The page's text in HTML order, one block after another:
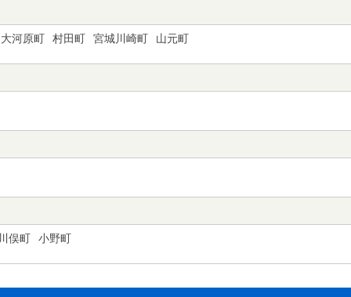
大河原町 村田町 宮城川崎町 山元町
俣町 小野町